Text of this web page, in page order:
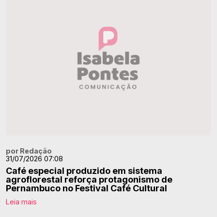
por Redação
31/07/2026 07:08
Café especial produzido em sistema
agroflorestal reforça protagonismo de
Pernambuco no Festival Café Cultural
Leia mais